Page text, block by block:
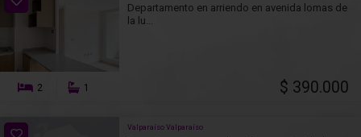
Departamento en arriendo en avenida lomas de
la lu...
2 1 $ 390.000
Valparaíso Valparaíso